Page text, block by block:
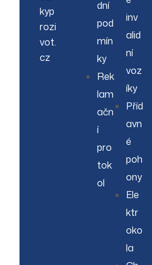
kyp
rozi
vot.
cz
dní
pod
mín
ky
Rek
lam
ačn
í
pro
tok
ol
inv
alid
ní
voz
íky
Příd
avn
é
poh
ony
Ele
ktr
oko
la